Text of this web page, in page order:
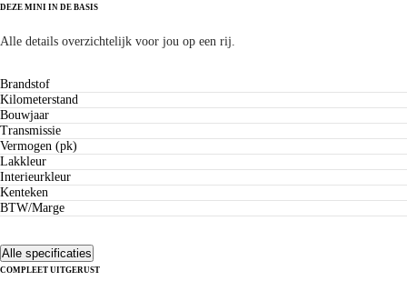
DEZE MINI IN DE BASIS
Alle details overzichtelijk voor jou op een rij.
Brandstof
Kilometerstand
Bouwjaar
Transmissie
Vermogen (pk)
Lakkleur
Interieurkleur
Kenteken
BTW/Marge
Alle specificaties
COMPLEET UITGERUST